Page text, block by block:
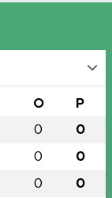
O P
0 0
0 0
0 0